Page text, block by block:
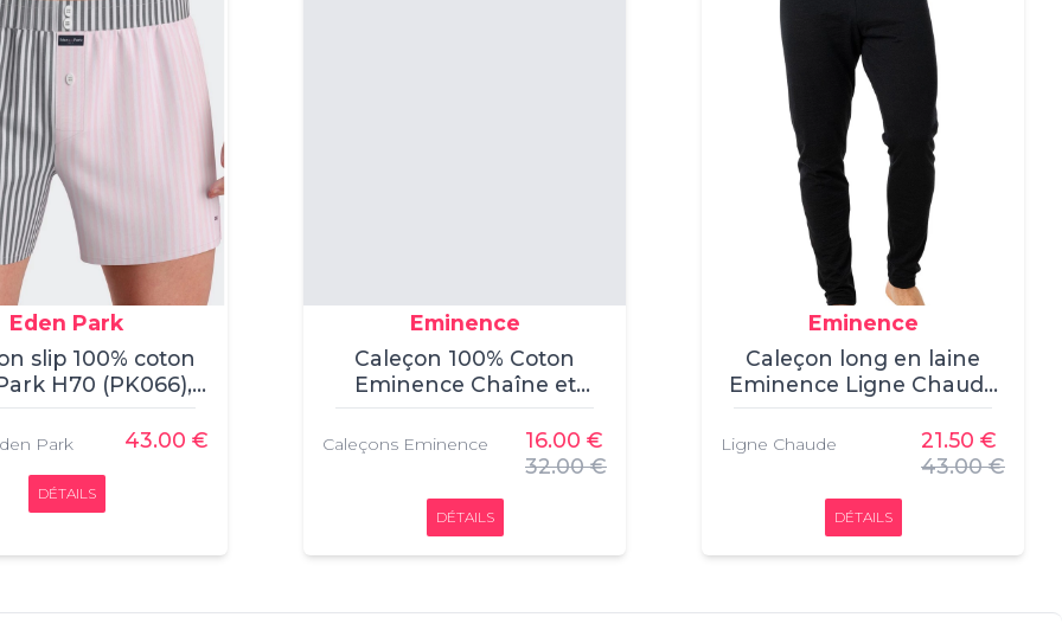
Eden Park
slip 100% coton
H70 (PK066), ,
Eden Park, ,
100% coton
Park 43.00 €
DÉTAILS
Eminence
Caleçon 100% Coton
Eminence Chaîne et
Trame (Rayures Camel), ,
Caleçon, Eminence, ,
100% Coton
Caleçons Eminence
16.00 €
32.00 €
DÉTAILS
Eminence
Caleçon long en laine
Eminence Ligne Chaude
Mérinos (Noir), , Caleçon,
Eminence, , 80% Laine,
20% Polyamide
Ligne Chaude
21.50 €
43.00 €
DÉTAILS